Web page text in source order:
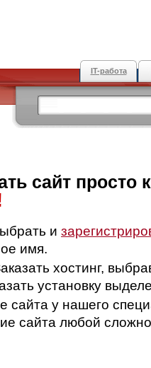
IT-работа
сайт просто
и
имя.
хостинг,
установку
сайта у нашего
сайта любой